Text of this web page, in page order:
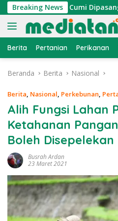
Langsung
ke
konten
Breaking News
Atraktor Cumi Dipasang di
Berita Pertanian Perikanan
Beranda Berita Nasional
Berita, Nasional, Perkebunan,
Alih Fungsi Lahan
Ketahanan
Boleh Disepelekan
Busrah Ardan
23 Maret 2021